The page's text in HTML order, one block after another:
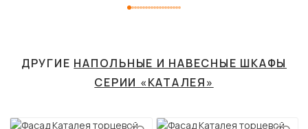
ДРУГИЕ НАПОЛЬНЫЕ И НАВЕСНЫЕ ШКАФЫ
СЕРИИ «КАТАЛЕЯ»